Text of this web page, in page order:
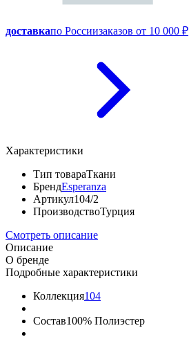
доставкапо Россиизаказов от 10 000 ₽
Характеристики
Тип товараТкани
БрендEsperanza
Артикул104/2
ПроизводствоТурция
Смотреть описание
Описание
О бренде
Подробные характеристики
Коллекция104
Состав100% Полиэстер